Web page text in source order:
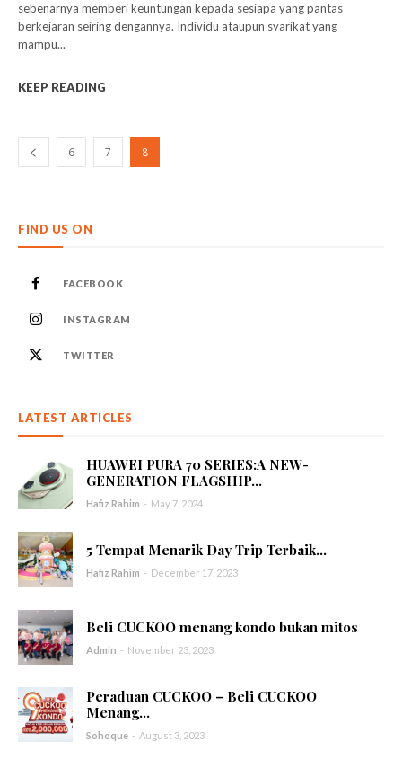
sebenarnya memberi keuntungan kepada sesiapa yang pantas
berkejaran seiring dengannya. Individu ataupun syarikat yang
mampu...
KEEP READING
6 7 8
FIND US ON
FACEBOOK
INSTAGRAM
TWITTER
LATEST ARTICLES
HUAWEI PURA 70 SERIES:A NEW-
GENERATION FLAGSHIP...
Hafiz Rahim - May 7, 2024
5 Tempat Menarik Day Trip Terbaik...
Hafiz Rahim - December 17, 2023
Beli CUCKOO menang kondo bukan mitos
Admin - November 23, 2023
Peraduan CUCKOO – Beli CUCKOO
Menang...
Sohoque - August 3, 2023